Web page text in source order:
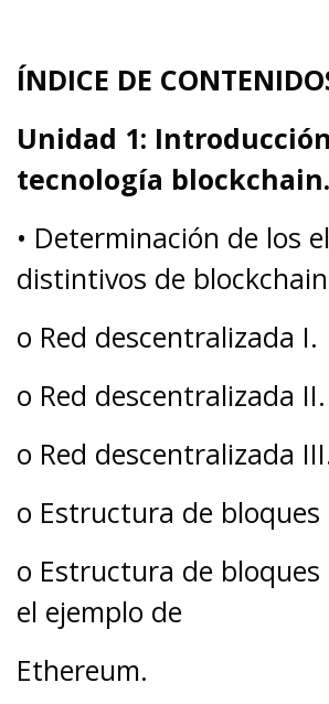
ÍNDICE DE
Unidad 1:
tecnología blockchain.
• Determinación de los
distintivos de
o Red descentralizada I.
o Red descentralizada II.
o Red descentralizada
o Estructura de bloques
o Estructura de bloques
el ejemplo de
Ethereum.